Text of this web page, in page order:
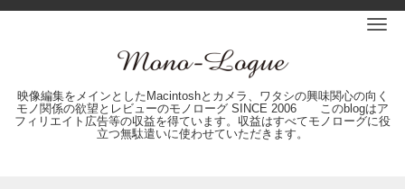
映像編集をメインとしたMacintoshとカメラ、ワタシの興味関心の向く
モノ関係の欲望とレビューのモノローグ SINCE 2006 このblogはア
フィリエイト広告等の収益を得ています。収益はすべてモノローグに役
立つ無駄遣いに使わせていただきます。